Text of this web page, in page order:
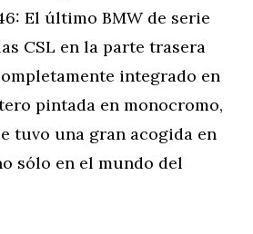
El último BMW de serie
CSL en la parte trasera
integrado en
pintada en monocromo,
tuvo una gran acogida en
sólo en el mundo del